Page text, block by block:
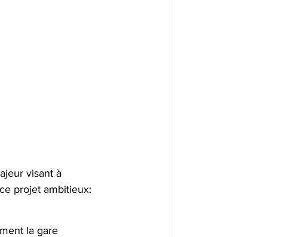
visant à
projet ambitieux:
la gare